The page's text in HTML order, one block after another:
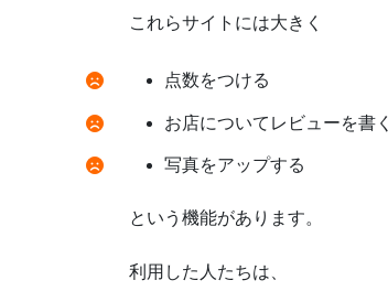
これらサイトには大きく
点数をつける
お店についてレビューを書く
写真をアップする
という機能があります。
利用した人たちは、